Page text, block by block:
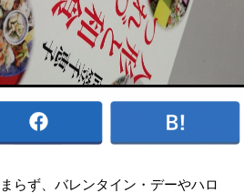
らず、バレンタイン・デーやハロ